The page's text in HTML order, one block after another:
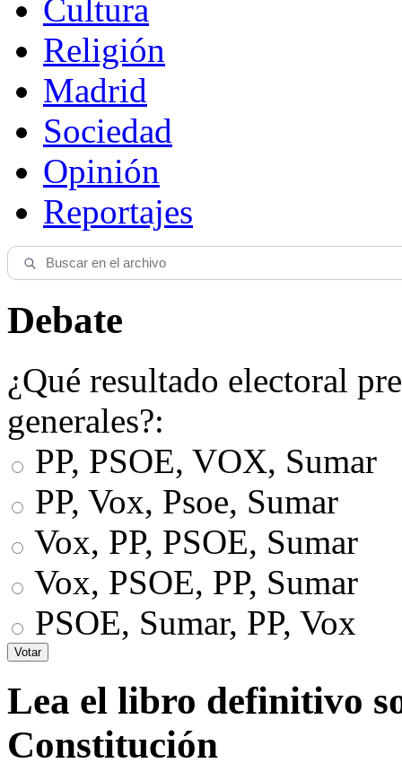
Cultura
Religión
Madrid
Sociedad
Opinión
Reportajes
Debate
¿Qué resultado electoral
generales?:
PP, PSOE, VOX, Sumar
PP, Vox, Psoe, Sumar
Vox, PP, PSOE, Sumar
Vox, PSOE, PP, Sumar
PSOE, Sumar, PP, Vox
Lea el libro definitivo
Constitución